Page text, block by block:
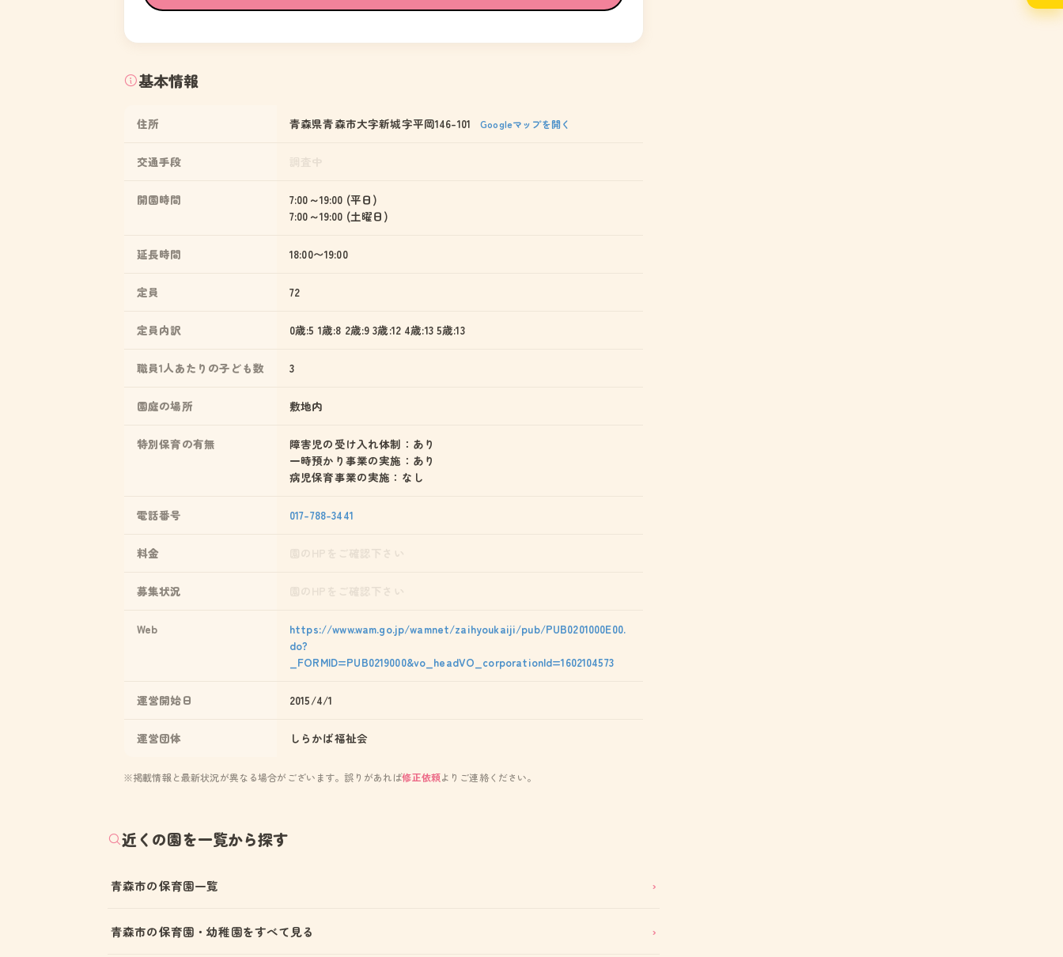
基本情報
住所 青森県青森市大字新城字平岡146-101 Googleマップを開く
交通手段
開園時間
7:00～19:00 (平日)
7:00～19:00 (土曜日)
延長時間 18:00〜19:00
定員 72
定員内訳 0歳:5 1歳:8 2歳:9 3歳:12 4歳:13 5歳:13
職員1人あたりの子ども数 3
園庭の場所 敷地内
特別保育の有無
障害児の受け入れ体制：あり
一時預かり事業の実施：あり
病児保育事業の実施：なし
電話番号 017-788-3441
料金
募集状況
Web
https://www.wam.go.jp/wamnet/zaihyoukaiji/pub/PUB0201000E00.
do?
_FORMID=PUB0219000&vo_headVO_corporationId=1602104573
運営開始日 2015/4/1
運営団体 しらかば福祉会
※掲載情報と最新状況が異なる場合がございます。誤りがあれば修正依頼よりご連絡ください。
近くの園を一覧から探す
青森市の保育園一覧
青森市の保育園・幼稚園をすべて見る